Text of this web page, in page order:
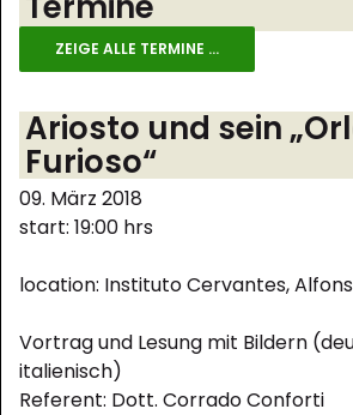
ZEIGE ALLE TERMINE ...
Ariosto und sein
Furioso“
09. März 2018
start: 19:00 hrs
location: Instituto Cervantes,
Vortrag und Lesung mit Bildern
italienisch)
Referent: Dott. Corrado Conforti